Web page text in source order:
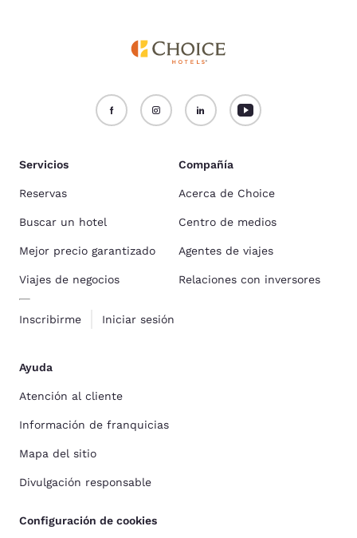
Servicios
Reservas
Buscar un hotel
Mejor precio garantizado
Viajes de negocios
Inscribirme Iniciar sesión
Compañía
Acerca de Choice
Centro de medios
Agentes de viajes
Relaciones con inversores
Ayuda
Atención al cliente
Información de franquicias
Mapa del sitio
Divulgación responsable
Configuración de cookies